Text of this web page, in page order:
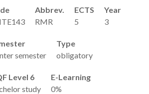
Abbrev.
RMR
ECTS
5
Year
3
semester
Type
obligatory
Level 6
study
E-Learning
0%